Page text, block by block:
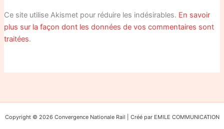
Ce site utilise Akismet pour réduire les indésirables. En savoir
plus sur la façon dont les données de vos commentaires sont
traitées.
Copyright © 2026 Convergence Nationale Rail | Créé par EMILE COMMUNICATION